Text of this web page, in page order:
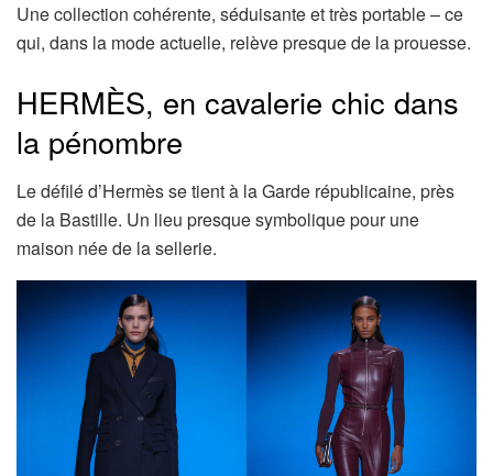
Une collection cohérente, séduisante et très portable – ce
qui, dans la mode actuelle, relève presque de la prouesse.
HERMÈS, en cavalerie chic dans
la pénombre
Le défilé d’Hermès se tient à la Garde républicaine, près
de la Bastille. Un lieu presque symbolique pour une
maison née de la sellerie.